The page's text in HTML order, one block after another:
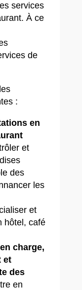
services
À ce
de
:
en
et
des
les
et
hôtel, café
charge,
et
des
en